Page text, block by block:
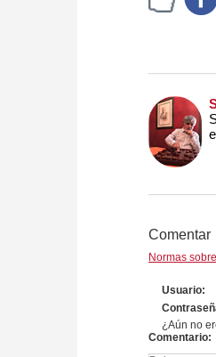
Comentar
Normas
Usuario
¿Aún no
Comentario